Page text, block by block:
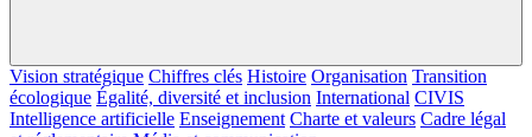
Vision stratégique Chiffres clés Histoire Organisation Transition
écologique Égalité, diversité et inclusion International CIVIS
Intelligence artificielle Enseignement Charte et valeurs Cadre légal